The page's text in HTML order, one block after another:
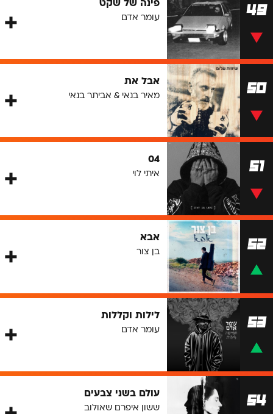
49 פינה של שקט
עומר אדם
50 אבל את
מאיר בנאי & אביתר בנאי
51
04
איתי לוי
52 אבא
בן צור
53 לילות וקללות
עומר אדם
54 עולם בשני צבעים
ששון איפרם שאולוב